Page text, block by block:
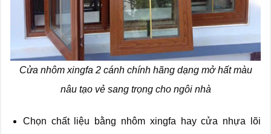
Cửa nhôm xingfa 2 cánh chính hãng dạng mở hất màu
nâu tạo vẻ sang trọng cho ngôi nhà
Chọn chất liệu bằng nhôm xingfa hay cửa nhựa lõi